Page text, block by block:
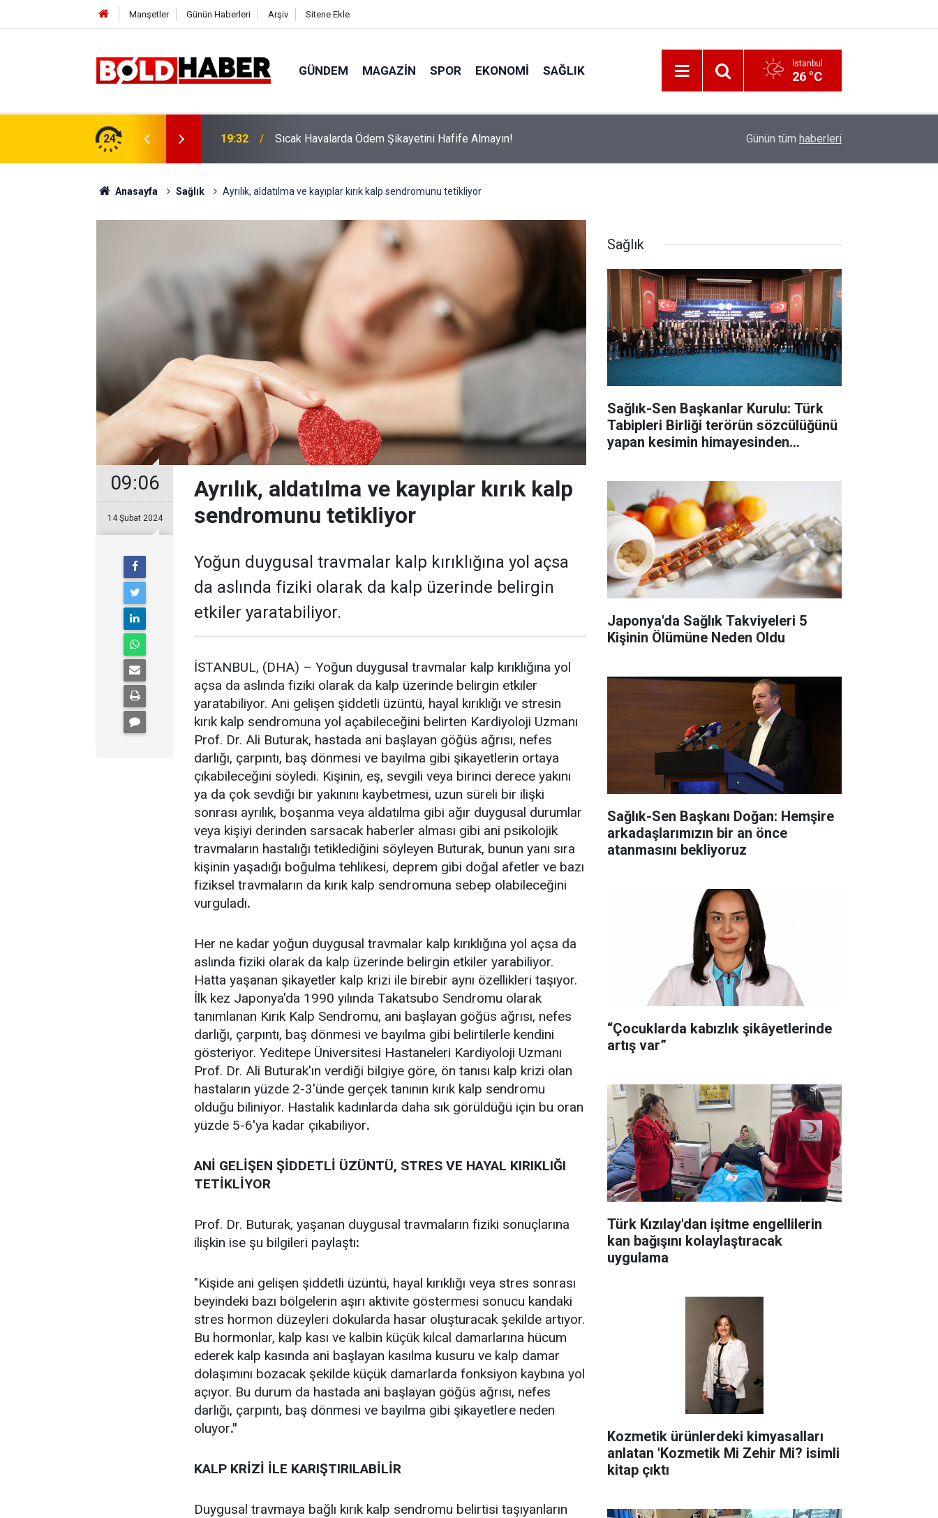
Manşetler Günün Haberleri Arşiv Sitene Ekle
GÜNDEM MAGAZIN SPOR EKONOMI SAĞLIK İstanbul
26 °C
24 19:32 Sıcak Havalarda Ödem Şikayetini Hafife Almayın! İzmir 112’de Kan Donduran İddialar!
Günün tüm haberleri
Anasayfa Sağlık Ayrılık, aldatılma ve kayıplar kırık kalp sendromunu tetikliyor
09:06
14 Şubat 2024
Ayrılık, aldatılma ve kayıplar kırık kalp
sendromunu tetikliyor
Yoğun duygusal travmalar kalp kırıklığına yol açsa
da aslında fiziki olarak da kalp üzerinde belirgin
etkiler yaratabiliyor.
İSTANBUL, (DHA) – Yoğun duygusal travmalar kalp kırıklığına yol
açsa da aslında fiziki olarak da kalp üzerinde belirgin etkiler
yaratabiliyor. Ani gelişen şiddetli üzüntü, hayal kırıklığı ve stresin
kırık kalp sendromuna yol açabileceğini belirten Kardiyoloji Uzmanı
Prof. Dr. Ali Buturak, hastada ani başlayan göğüs ağrısı, nefes
darlığı, çarpıntı, baş dönmesi ve bayılma gibi şikayetlerin ortaya
çıkabileceğini söyledi. Kişinin, eş, sevgili veya birinci derece yakını
ya da çok sevdiği bir yakınını kaybetmesi, uzun süreli bir ilişki
sonrası ayrılık, boşanma veya aldatılma gibi ağır duygusal durumlar
veya kişiyi derinden sarsacak haberler alması gibi ani psikolojik
travmaların hastalığı tetiklediğini söyleyen Buturak, bunun yanı sıra
kişinin yaşadığı boğulma tehlikesi, deprem gibi doğal afetler ve bazı
fiziksel travmaların da kırık kalp sendromuna sebep olabileceğini
vurguladı.
Her ne kadar yoğun duygusal travmalar kalp kırıklığına yol açsa da
aslında fiziki olarak da kalp üzerinde belirgin etkiler yarabiliyor.
Hatta yaşanan şikayetler kalp krizi ile birebir aynı özellikleri taşıyor.
İlk kez Japonya'da 1990 yılında Takatsubo Sendromu olarak
tanımlanan Kırık Kalp Sendromu, ani başlayan göğüs ağrısı, nefes
darlığı, çarpıntı, baş dönmesi ve bayılma gibi belirtilerle kendini
gösteriyor. Yeditepe Üniversitesi Hastaneleri Kardiyoloji Uzmanı
Prof. Dr. Ali Buturak'ın verdiği bilgiye göre, ön tanısı kalp krizi olan
hastaların yüzde 2-3'ünde gerçek tanının kırık kalp sendromu
olduğu biliniyor. Hastalık kadınlarda daha sık görüldüğü için bu oran
yüzde 5-6'ya kadar çıkabiliyor.
ANİ GELİŞEN ŞİDDETLİ ÜZÜNTÜ, STRES VE HAYAL KIRIKLIĞI
TETİKLİYOR
Prof. Dr. Buturak, yaşanan duygusal travmaların fiziki sonuçlarına
ilişkin ise şu bilgileri paylaştı:
"Kişide ani gelişen şiddetli üzüntü, hayal kırıklığı veya stres sonrası
beyindeki bazı bölgelerin aşırı aktivite göstermesi sonucu kandaki
stres hormon düzeyleri dokularda hasar oluşturacak şekilde artıyor.
Bu hormonlar, kalp kası ve kalbin küçük kılcal damarlarına hücum
ederek kalp kasında ani başlayan kasılma kusuru ve kalp damar
dolaşımını bozacak şekilde küçük damarlarda fonksiyon kaybına yol
açıyor. Bu durum da hastada ani başlayan göğüs ağrısı, nefes
darlığı, çarpıntı, baş dönmesi ve bayılma gibi şikayetlere neden
oluyor."
KALP KRİZİ İLE KARIŞTIRILABİLİR
Duygusal travmaya bağlı kırık kalp sendromu belirtisi taşıyanların
Sağlık
Sağlık-Sen Başkanlar Kurulu: Türk
Tabipleri Birliği terörün sözcülüğünü
yapan kesimin himayesinden
Japonya'da Sağlık Takviyeleri 5
Kişinin Ölümüne Neden Oldu
Sağlık-Sen Başkanı Doğan: Hemşire
arkadaşlarımızın bir an önce
atanmasını bekliyoruz
“Çocuklarda kabızlık şikâyetlerinde
artış var”
Türk Kızılay'dan işitme engellilerin
kan bağışını kolaylaştıracak
uygulama
Kozmetik ürünlerdeki kimyasalları
anlatan 'Kozmetik Mi Zehir Mi? isimli
kitap çıktı